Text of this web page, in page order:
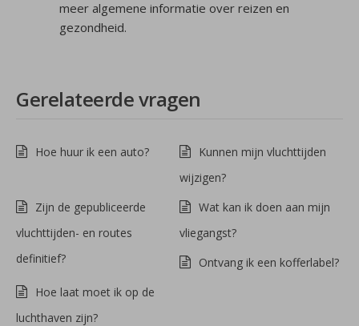
meer algemene informatie over reizen en
gezondheid.
Gerelateerde vragen
Hoe huur ik een auto?
Kunnen mijn vluchttijden
wijzigen?
Zijn de gepubliceerde
vluchttijden- en routes
definitief?
Wat kan ik doen aan mijn
vliegangst?
Ontvang ik een kofferlabel?
Hoe laat moet ik op de
luchthaven zijn?